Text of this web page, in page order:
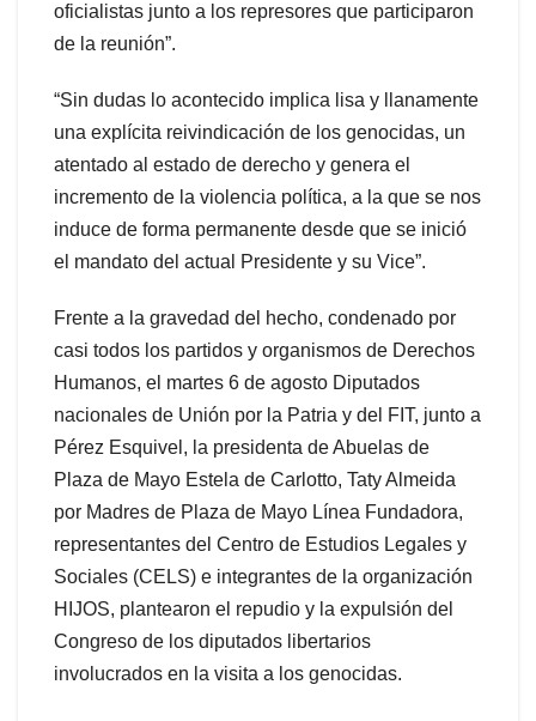
oficialistas junto a los represores que participaron
de la reunión”.
“Sin dudas lo acontecido implica lisa y llanamente
una explícita reivindicación de los genocidas, un
atentado al estado de derecho y genera el
incremento de la violencia política, a la que se nos
induce de forma permanente desde que se inició
el mandato del actual Presidente y su Vice”.
Frente a la gravedad del hecho, condenado por
casi todos los partidos y organismos de Derechos
Humanos, el martes 6 de agosto Diputados
nacionales de Unión por la Patria y del FIT, junto a
Pérez Esquivel, la presidenta de Abuelas de
Plaza de Mayo Estela de Carlotto, Taty Almeida
por Madres de Plaza de Mayo Línea Fundadora,
representantes del Centro de Estudios Legales y
Sociales (CELS) e integrantes de la organización
HIJOS, plantearon el repudio y la expulsión del
Congreso de los diputados libertarios
involucrados en la visita a los genocidas.